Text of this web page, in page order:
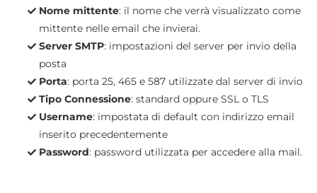
Nome mittente: il nome che verrà visualizzato come
mittente nelle email che invierai.
Server SMTP: impostazioni del server per invio della
posta
Porta: porta 25, 465 e 587 utilizzate dal server di invio
Tipo Connessione: standard oppure SSL o TLS
Username: impostata di default con indirizzo email
inserito precedentemente
Password: password utilizzata per accedere alla mail.